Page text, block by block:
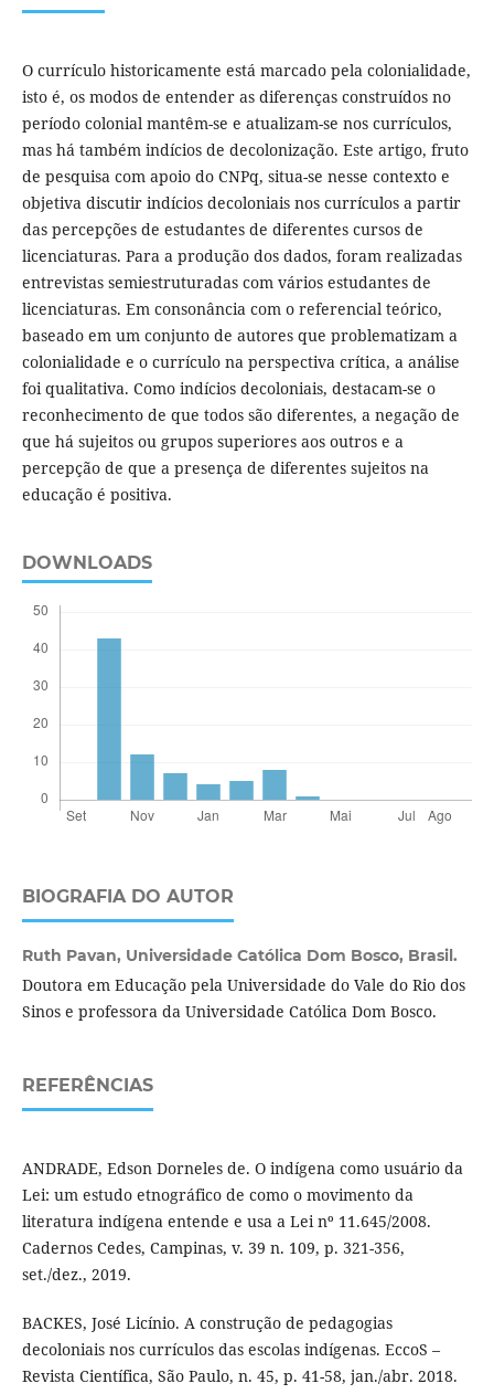
O currículo historicamente está marcado pela colonialidade,
isto é, os modos de entender as diferenças construídos no
período colonial mantêm-se e atualizam-se nos currículos,
mas há também indícios de decolonização. Este artigo, fruto
de pesquisa com apoio do CNPq, situa-se nesse contexto e
objetiva discutir indícios decoloniais nos currículos a partir
das percepções de estudantes de diferentes cursos de
licenciaturas. Para a produção dos dados, foram realizadas
entrevistas semiestruturadas com vários estudantes de
licenciaturas. Em consonância com o referencial teórico,
baseado em um conjunto de autores que problematizam a
colonialidade e o currículo na perspectiva crítica, a análise
foi qualitativa. Como indícios decoloniais, destacam-se o
reconhecimento de que todos são diferentes, a negação de
que há sujeitos ou grupos superiores aos outros e a
percepção de que a presença de diferentes sujeitos na
educação é positiva.
DOWNLOADS
BIOGRAFIA DO AUTOR
Ruth Pavan, Universidade Católica Dom Bosco, Brasil.
Doutora em Educação pela Universidade do Vale do Rio dos
Sinos e professora da Universidade Católica Dom Bosco.
REFERÊNCIAS
ANDRADE, Edson Dorneles de. O indígena como usuário da
Lei: um estudo etnográfico de como o movimento da
literatura indígena entende e usa a Lei nº 11.645/2008.
Cadernos Cedes, Campinas, v. 39 n. 109, p. 321-356,
set./dez., 2019.
BACKES, José Licínio. A construção de pedagogias
decoloniais nos currículos das escolas indígenas. EccoS –
Revista Científica, São Paulo, n. 45, p. 41-58, jan./abr. 2018.